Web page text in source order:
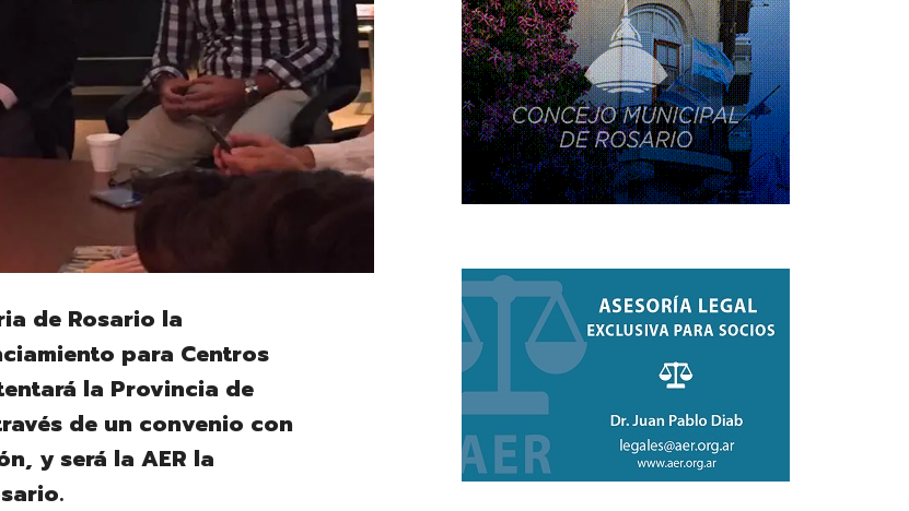
de Rosario la
para Centros
la Provincia de
de un convenio con
y será la AER la